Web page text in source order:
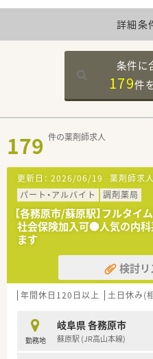
詳細条
条件に
179件
179 件の薬剤師求人
更新日： 2026/06/19 薬剤師求人
パート・アルバイト
調剤薬局
【各務原市/蘇原駅】フルタイ
社会保険加入可●人気の内
ます
検討リ
年間休日120日以上 土日休み(
勤務地
岐阜県 各務原市
蘇原駅 (JR高山本線)